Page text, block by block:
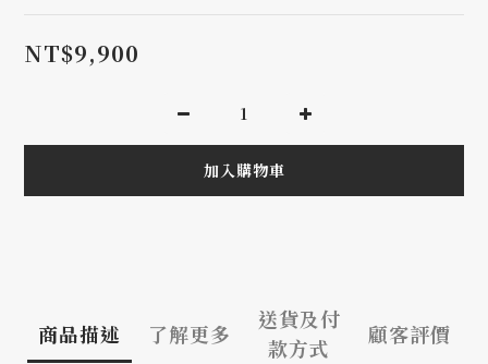
NT$9,900
加入購物車
商品描述 了解更多
送貨及付
款方式
顧客評價